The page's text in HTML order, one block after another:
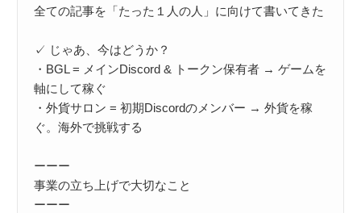
全ての記事を「たった１人の人」に向けて書いてきた
✓ じゃあ、今はどうか？
・BGL = メインDiscord & トークン保有者 → ゲームを
軸にして稼ぐ
・外貨サロン = 初期Discordのメンバー → 外貨を稼
ぐ。海外で挑戦する
ーーー
事業の立ち上げで大切なこと
ーーー